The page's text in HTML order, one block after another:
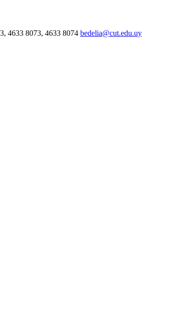
4633 8073, 4633 8074 bedelia@cut.edu.uy